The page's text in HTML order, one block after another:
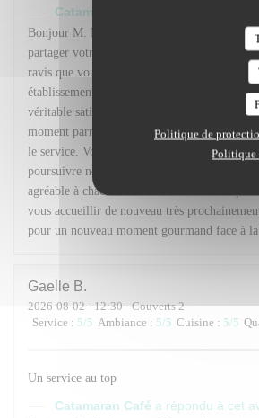
Politique de
Politique
Catamaran Café
Bonjour M. Massat, Un grand merci d'avoir
partager votre avis et pour votre belle
ravis que vous ayez apprécié notre cuisine,
établissement ainsi que notre rapport
véritable satisfaction de savoir que vous avez
moment parmi nous. Merci également pour
le service. Vos remarques sont précieuses et
poursuivre nos efforts afin d'offrir une
agréable à chacun de nos clients. Nous
vous accueillir de nouveau très
pour un nouveau moment gourmand face à
Gaelle B
2026-08-02 - 12:30 - Couverts 2
Service : 5/5 Ambiance : 5/5 Cuisine : 5/5
Un service au top
Catamaran Café a répondu à cet